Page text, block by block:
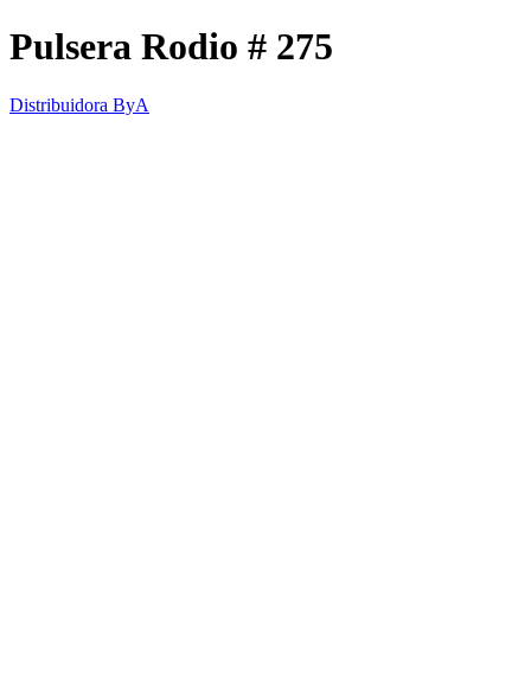
Pulsera Rodio # 275
Distribuidora ByA